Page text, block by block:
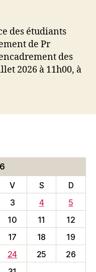
des étudiants
de Pr
des
2026 à 11h00, à
V S
D
3 4
5
10 11
12
17 18
19
24 25
26